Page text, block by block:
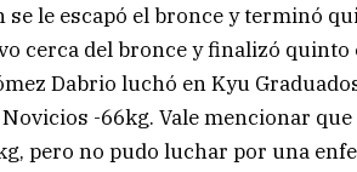
se le escapó el bronce y terminó
cerca del bronce y finalizó quinto
Dabrio luchó en Kyu
-66kg. Vale mencionar
pero no pudo luchar por una